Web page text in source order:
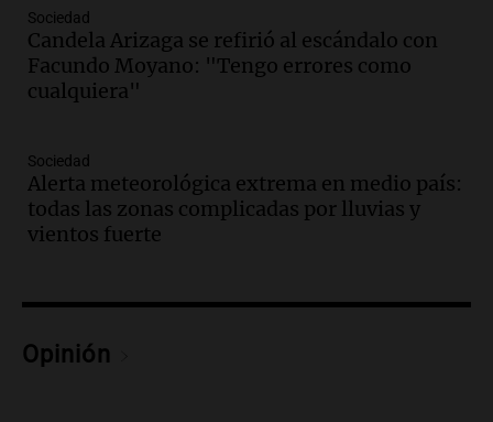
delirio que se vuelve arte con la música
de las palabras
Amamos Argentina
Episodios
Aapresid Rosario 2026.
Congreso Aapresid 2026
Episodios
en el campo
Episodios
Sociedad
Candela Arizaga se refirió al escándalo con
Facundo Moyano: "Tengo errores como
cualquiera"
Sociedad
Alerta meteorológica extrema en medio país:
todas las zonas complicadas por lluvias y
vientos fuerte
Opinión